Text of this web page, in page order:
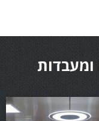
ומעבדות